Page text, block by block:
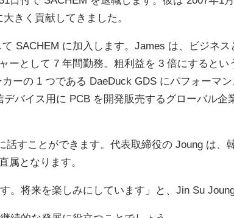
きく貢献してきました。
SACHEM に加入します。James は、ビジネ
ーとして 7 年間勤務。粗利益を 3 倍にするとい
ーの 1 つである DaeDuck GDS にパフォーマ
バイス用に PCB を開発販売するグローバル企
すことができます。代表取締役の Joung は、
属となります。
。将来を楽しみにしています」と、Jin Su